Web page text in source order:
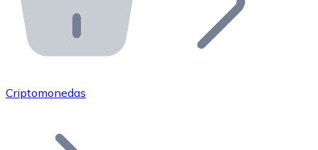
Bitnovo API
Integra nuestra API en tu ecosistema.
Únete a nuestra red de distribuidores.
Añade tu proyecto a nuestro ecosistema.
Criptomonedas